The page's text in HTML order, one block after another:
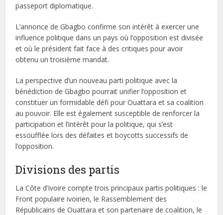
passeport diplomatique.
L’annonce de Gbagbo confirme son intérêt à exercer une
influence politique dans un pays où l’opposition est divisée
et où le président fait face à des critiques pour avoir
obtenu un troisième mandat.
La perspective d’un nouveau parti politique avec la
bénédiction de Gbagbo pourrait unifier l’opposition et
constituer un formidable défi pour Ouattara et sa coalition
au pouvoir. Elle est également susceptible de renforcer la
participation et l’intérêt pour la politique, qui s’est
essoufflée lors des défaites et boycotts successifs de
l’opposition.
Divisions des partis
La Côte d’Ivoire compte trois principaux partis politiques : le
Front populaire ivoirien, le Rassemblement des
Républicains de Ouattara et son partenaire de coalition, le